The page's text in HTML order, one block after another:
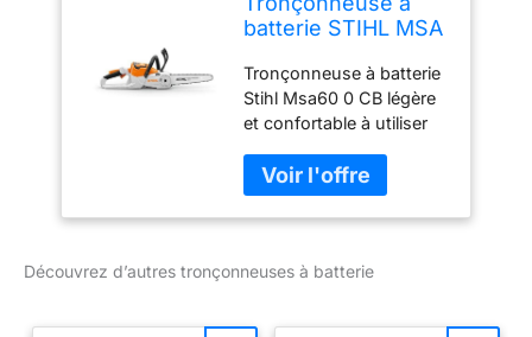
batterie STIHL MSA
Tronçonneuse à batterie
Stihl Msa60 0 CB légère
et confortable à utiliser
occasionnel du jardin et
les travaux faciles
Marque: STIHL Type de
Découvrez d’autres tronçonneuses à batterie